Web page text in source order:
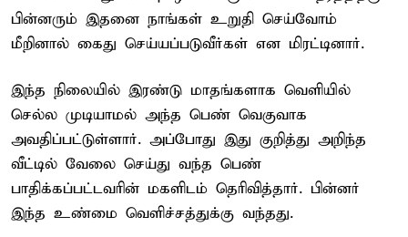
பின்னரும் இதனை நாங்கள் உறுதி செய்வோம்
மீறினால் கைது செய்யப்படுவீர்கள் என மிரட்டினார்.
இந்த நிலையில் இரண்டு மாதங்களாக வெளியில்
செல்ல முடியாமல் அந்த பெண் வெகுவாக
அவதிப்பட்டுள்ளார். அப்போது இது குறித்து அறிந்த
வீட்டில் வேலை செய்து வந்த பெண்
பாதிக்கப்பட்டவரின் மகளிடம் தெரிவித்தார். பின்னர்
இந்த உண்மை வெளிச்சத்துக்கு வந்தது.